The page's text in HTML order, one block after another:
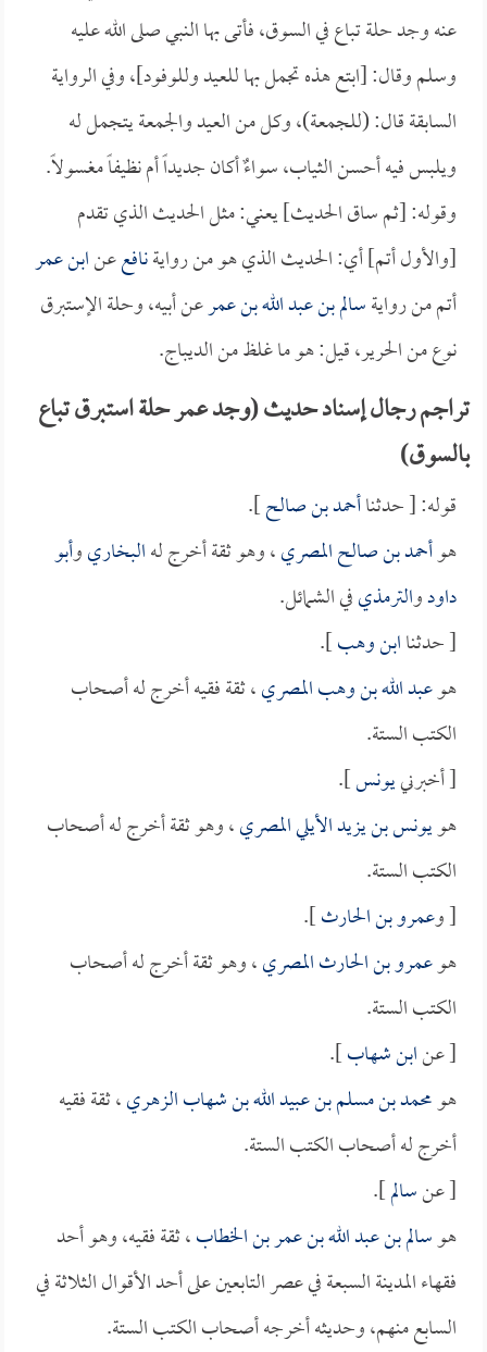
عنه وجد حلة تباع في السوق، فأتى بها النبي صلى الله عليه
وسلم وقال: [ابتع هذه تجمل بها للعيد وللوفود]، وفي الرواية
السابقة قال: (للجمعة)، وكل من العيد والجمعة يتجمل له
ويلبس فيه أحسن الثياب، سواءٌ أكان جديداً أم نظيفاً مغسولاً.
وقوله: [ثم ساق الحديث] يعني: مثل الحديث الذي تقدم
[والأول أتم] أي: الحديث الذي هو من روايةنافععنابن عمر
أتم من روايةسالم بن عبد الله بن عمرعن أبيه، وحلة الإستبرق
نوع من الحرير، قيل: هو ما غلظ من الديباج.
تراجم رجال إسناد حديث (وجد عمر حلة استبرق تباع
بالسوق)
قوله: [ حدثناأحمد بن صالح].
هوأحمد بن صالح المصري، وهو ثقة أخرج لهالبخاريوأبو
داودوالترمذيفي الشمائل.
[ حدثناابن وهب].
هوعبد الله بن وهب المصري، ثقة فقيه أخرج له أصحاب
الكتب الستة.
[ أخبرنييونس].
هويونس بن يزيد الأيلي المصري، وهو ثقة أخرج له أصحاب
الكتب الستة.
[ وعمرو بن الحارث].
هوعمرو بن الحارث المصري، وهو ثقة أخرج له أصحاب
الكتب الستة.
[ عنابن شهاب].
هومحمد بن مسلم بن عبيد الله بن شهاب الزهري، ثقة فقيه
أخرج له أصحاب الكتب الستة.
[ عنسالم].
هوسالم بن عبد الله بن عمر بن الخطاب، ثقة فقيه، وهو أحد
فقهاء المدينة السبعة في عصر التابعين على أحد الأقوال الثلاثة في
السابع منهم، وحديثه أخرجه أصحاب الكتب الستة.